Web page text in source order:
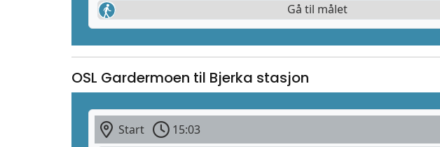
Gå til målet
OSL Gardermoen til Bjerka stasjon
Start 15:03